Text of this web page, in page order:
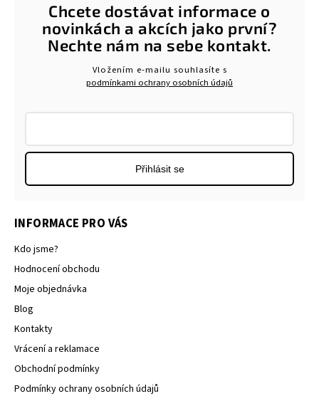
INFORMACE PRO VÁS
Kdo jsme?
Hodnocení obchodu
Moje objednávka
Blog
Kontakty
Vrácení a reklamace
Obchodní podmínky
Podmínky ochrany osobních údajů
Chcete dostávat informace o
novinkách a akcích jako první?
Nechte nám na sebe kontakt.
Vložením e-mailu souhlasíte s
podmínkami ochrany osobních údajů
Přihlásit se